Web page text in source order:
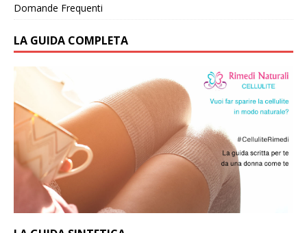
Domande Frequenti
LA GUIDA COMPLETA